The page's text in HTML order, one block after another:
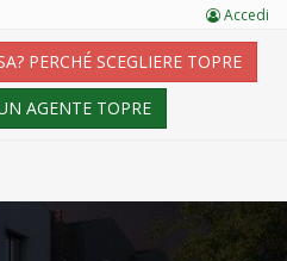
PERCHÉ SCEGLIERE TOPRE
AGENTE TOPRE
Accedi